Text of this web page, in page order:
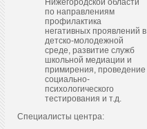
Нижегородской области
по направлениям
профилактика
негативных проявлений в
детско-молодежной
среде, развитие служб
школьной медиации и
примирения, проведение
социально-
психологического
тестирования и т.д.
Специалисты центра: